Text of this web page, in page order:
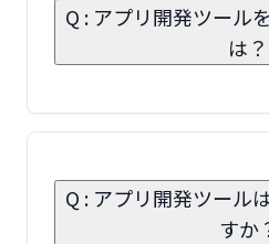
Q : アプリ開発ツール
は？
Q : アプリ開発ツール
すか